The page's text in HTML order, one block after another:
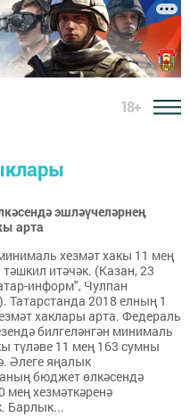
18+
эшләүчеләрнең
арта
хезмәт хакы 11 мең
итәчәк. (Казан, 23
информ", Чулпан
Татарстанда 2018 елның 1
хаклары арта. Федераль
билгеләнгән минималь
түләве 11 мең 163 сумны
Әлеге яңалык
бюджет өлкәсендә
мең хезмәткәренә
Барлык...